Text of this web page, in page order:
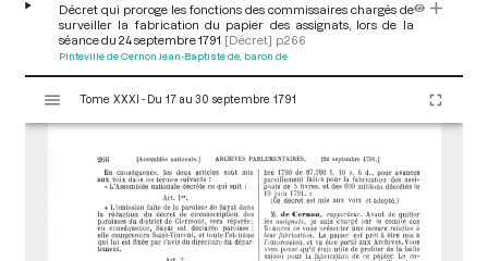
Décret qui proroge les fonctions des commissaires chargés de
surveiller la fabrication du papier des assignats, lors de la
séance du 24 septembre 1791 [Décret] p.266
Pinteville de Cernon Jean-Baptiste de, baron de
s
Tome XXXI - Du 17 au 30 septembre 1791